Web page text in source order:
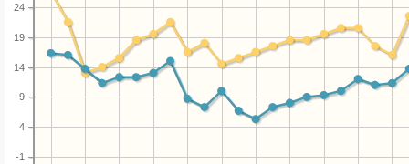
-1
4
9
14
19
24